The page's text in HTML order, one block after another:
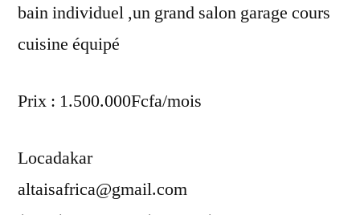
bain individuel ,un grand salon garage cours
cuisine équipé
Prix : 1.500.000Fcfa/mois
Locadakar
altaisafrica@gmail.com